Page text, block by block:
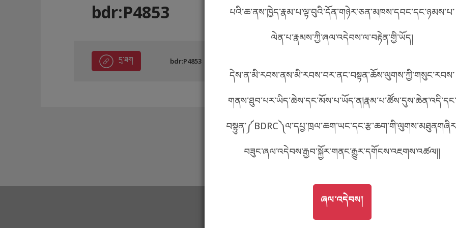
བོད་ཡིག
English
ភាសាខ្មែរ
པའི་ཆ་ནས་ཁྱེད་རྣམ་པ་ལྟ་བུའི་དོན་གཉེར་ཅན་མཁས་དབང་དང་ཉམས་པ་
ལེན་པ་རྣམས་ཀྱི་ཞལ་འདེབས་ལ་བརྟེན་གྱི་ཡོད།
དེས་ན་མི་རབས་ནས་མི་རབས་བར་ནང་བསྟན་ཆོས་ལུགས་ཀྱི་གསུང་རབས་
གནས་ཐུབ་པར་ཡིད་ཆེས་དང་མོས་པ་ཡོད་ན།རྣམ་པ་ཚོས་དུས་ཆེན་འདི་དང་
བཟུང་ཞལ་འདེབས་རྒྱབ་སྐྱོར་གནང་རྒྱུར་དགོངས་འཇགས་འཚལ།།
GO TOཞལ་འདེབས།
ཞལ་འདེབས།
bdr:P4853
དྲ་ཐག bdr:P4853